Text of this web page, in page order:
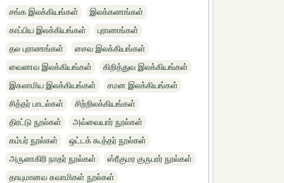
சங்க இலக்கியங்கள்
இலக்கணங்கள்
காப்பிய இலக்கியங்கள்
புராணங்கள்
தல புராணங்கள்
சைவ இலக்கியங்கள்
வைணவ இலக்கியங்கள்
கிறித்துவ இலக்கியங்கள்
இசுலாமிய இலக்கியங்கள்
சமன இலக்கியங்கள்
சித்தர் பாடல்கள்
சிற்றிலக்கியங்கள்
திரட்டு நூல்கள்
அவ்வையார் நூல்கள்
கம்பர் நூல்கள்
ஒட்டக் கூத்தர் நூல்கள்
அருணகிரி நாதர் நூல்கள்
ஸ்ரீகுமர குருபரர் நூல்கள்
தாயுமானவ சுவாமிகள் நூல்கள்